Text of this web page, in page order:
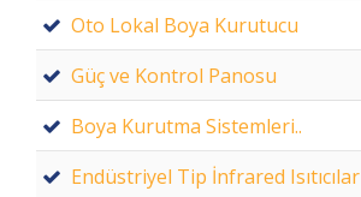
Oto Lokal Boya Kurutucu
Güç ve Kontrol Panosu
Boya Kurutma Sistemleri..
Endüstriyel Tip İnfrared Isıtıcılar